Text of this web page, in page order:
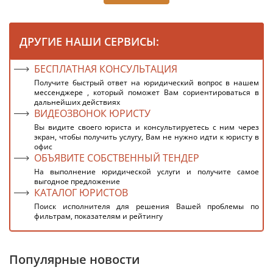
ДРУГИЕ НАШИ СЕРВИСЫ:
БЕСПЛАТНАЯ КОНСУЛЬТАЦИЯ
Получите быстрый ответ на юридический вопрос в нашем
мессенджере , который поможет Вам сориентироваться в
дальнейших действиях
ВИДЕОЗВОНОК ЮРИСТУ
Вы видите своего юриста и консультируетесь с ним через
экран, чтобы получить услугу, Вам не нужно идти к юристу в
офис
ОБЪЯВИТЕ СОБСТВЕННЫЙ ТЕНДЕР
На выполнение юридической услуги и получите самое
выгодное предложение
КАТАЛОГ ЮРИСТОВ
Поиск исполнителя для решения Вашей проблемы по
фильтрам, показателям и рейтингу
Популярные новости